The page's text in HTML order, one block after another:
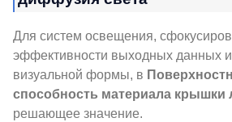
Для систем освещения,
эффективности выходных данных и
визуальной формы, в
способность материала крышки
решающее значение.